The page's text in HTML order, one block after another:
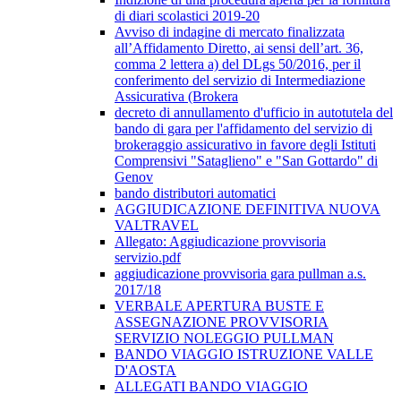
di diari scolastici 2019-20
Avviso di indagine di mercato finalizzata
all’Affidamento Diretto, ai sensi dell’art. 36,
comma 2 lettera a) del DLgs 50/2016, per il
conferimento del servizio di Intermediazione
Assicurativa (Brokera
decreto di annullamento d'ufficio in autotutela del
bando di gara per l'affidamento del servizio di
brokeraggio assicurativo in favore degli Istituti
Comprensivi "Sataglieno" e "San Gottardo" di
Genov
bando distributori automatici
AGGIUDICAZIONE DEFINITIVA NUOVA
VALTRAVEL
Allegato: Aggiudicazione provvisoria
servizio.pdf
aggiudicazione provvisoria gara pullman a.s.
2017/18
VERBALE APERTURA BUSTE E
ASSEGNAZIONE PROVVISORIA
SERVIZIO NOLEGGIO PULLMAN
BANDO VIAGGIO ISTRUZIONE VALLE
D'AOSTA
ALLEGATI BANDO VIAGGIO